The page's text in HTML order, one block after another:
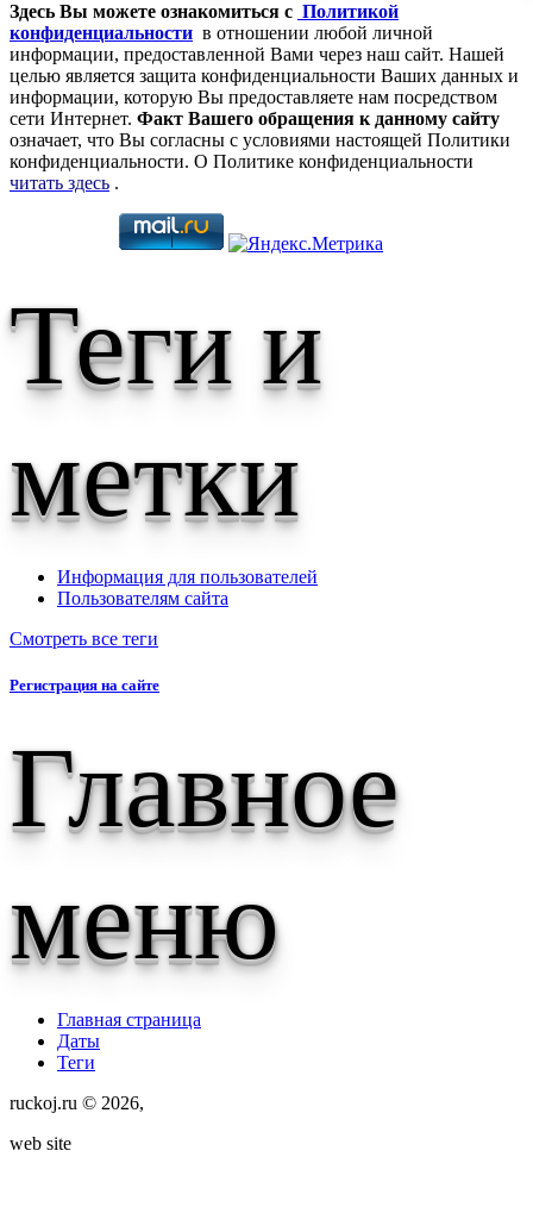
Здесь Вы можете ознакомиться с Политикой
конфиденциальности в отношении любой личной
информации, предоставленной Вами через наш сайт. Нашей
целью является защита конфиденциальности Ваших данных и
информации, которую Вы предоставляете нам посредством
сети Интернет. Факт Вашего обращения к данному сайту
означает, что Вы согласны с условиями настоящей Политики
конфиденциальности. О Политике конфиденциальности
читать здесь .
Теги и
метки
Информация для пользователей
Пользователям сайта
Смотреть все теги
Регистрация на сайте
Главное
меню
Главная страница
Даты
Теги
ruckoj.ru © 2026,
web site